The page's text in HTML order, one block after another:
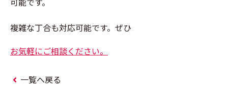
複雑な丁合も対応可能です。ぜひ
お気軽にご相談ください。
一覧へ戻る